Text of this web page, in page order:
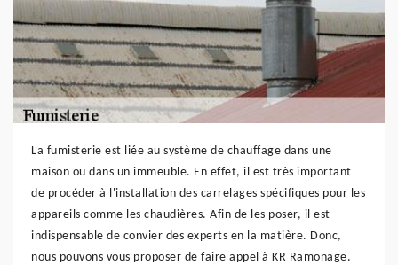
La fumisterie est liée au système de chauffage dans une
maison ou dans un immeuble. En effet, il est très important
de procéder à l'installation des carrelages spécifiques pour les
appareils comme les chaudières. Afin de les poser, il est
indispensable de convier des experts en la matière. Donc,
nous pouvons vous proposer de faire appel à KR Ramonage.